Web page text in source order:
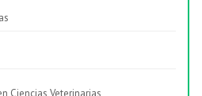
Ciencias Veterinarias